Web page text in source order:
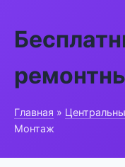
Главная »
Монтаж